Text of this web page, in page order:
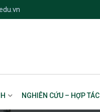
NGHIÊN CỨU – HỢP TÁC